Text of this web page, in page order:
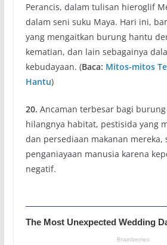
Perancis, dalam tulisan hieroglif
dalam seni suku Maya. Hari ini,
yang mengaitkan burung hantu
kematian, dan lain sebagainya
kebudayaan. (Baca: Mitos-mitos
Hantu)
20. Ancaman terbesar bagi
hilangnya habitat, pestisida yang
dan persediaan makanan mereka,
penganiayaan manusia karena
negatif.